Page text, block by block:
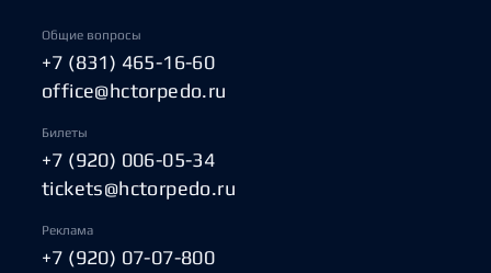
Общие вопросы
+7 (831) 465-16-60
office@hctorpedo.ru
Билеты
+7 (920) 006-05-34
tickets@hctorpedo.ru
Реклама
+7 (920) 07-07-800